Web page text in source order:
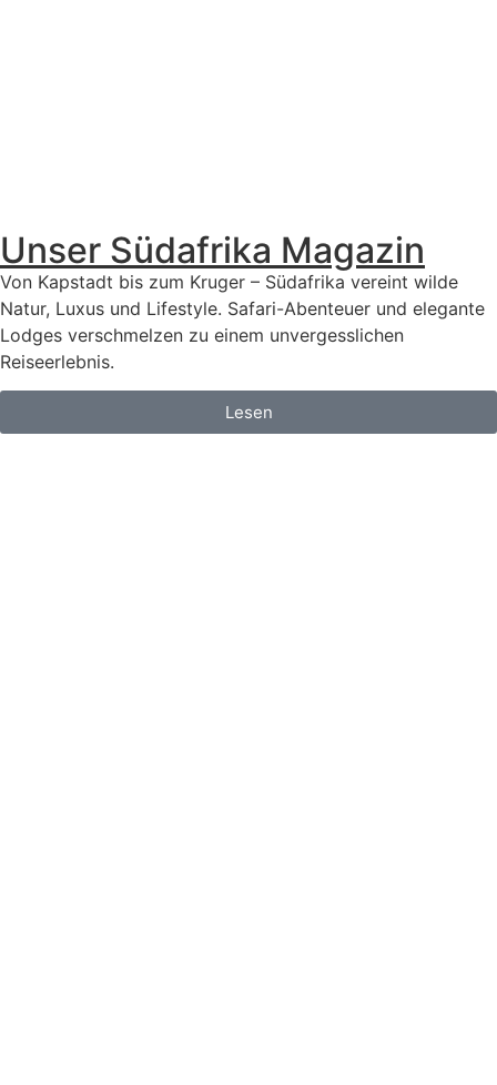
Unser Südafrika Magazin
Von Kapstadt bis zum Kruger – Südafrika vereint wilde
Natur, Luxus und Lifestyle. Safari-Abenteuer und elegante
Lodges verschmelzen zu einem unvergesslichen
Reiseerlebnis.
Lesen